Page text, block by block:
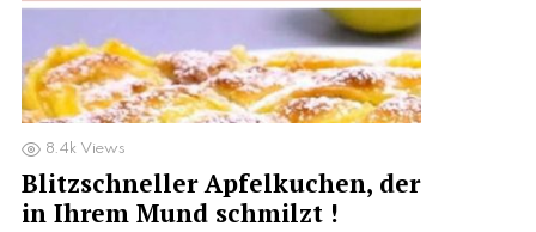
8.4k Views
Blitzschneller Apfelkuchen, der
in Ihrem Mund schmilzt !